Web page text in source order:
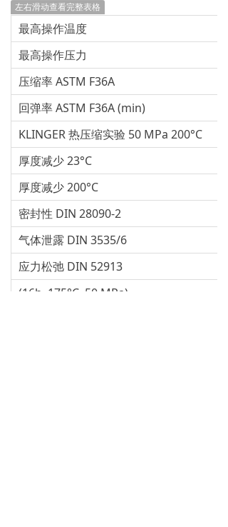
左右滑动查看完整表格
最高操作温度
最高操作压力
压缩率 ASTM F36A
回弹率 ASTM F36A (min)
KLINGER 热压缩实验 50 MPa 200°C
厚度减少 23°C
厚度减少 200°C
密封性 DIN 28090-2
气体泄露 DIN 3535/6
应力松弛 DIN 52913
(16h, 175°C, 50 MPa)